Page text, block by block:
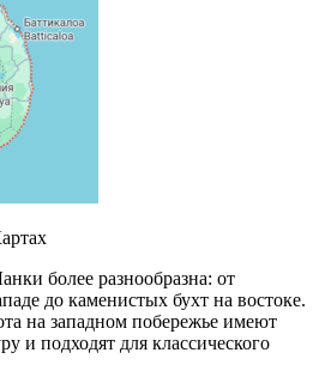
более разнообразна: от
до каменистых бухт на востоке.
на западном побережье имеют
и подходят для классического